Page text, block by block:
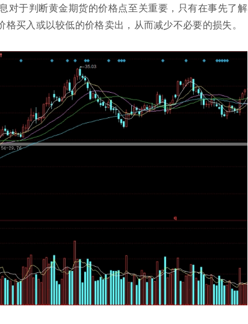
对于判断黄金期货的价格点至关重要，只有在事先了解
买入或以较低的价格卖出，从而减少不必要的损失。